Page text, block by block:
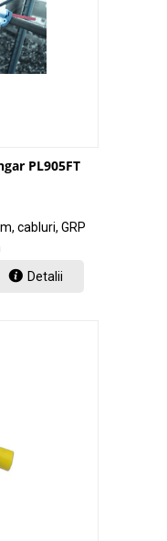
PL905FT
cabluri, GRP
Detalii